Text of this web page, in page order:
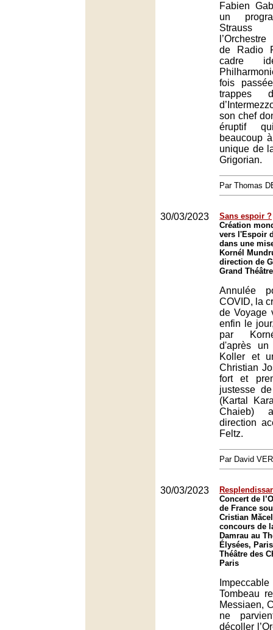
Fabien
un
de Radio
cadre
fois
trappes
son chef
éruptif
beaucoup
unique de
Grigorian.
Par Thomas
30/03/2023
Sans espoir ?
Création
vers l'Espoir
dans une
Kornél
direction de
Grand
Annulée
COVID, la
de Voyage
enfin le
par
d'après
Koller et
Christian
fort et
justesse
(Kartal
Chaieb)
direction
Feltz.
Par David
30/03/2023
Concert de
de France
Cristian
concours de
Damrau au
Élysées,
Théâtre des
Paris
Tombeau
Messiaen,
ne
décoller